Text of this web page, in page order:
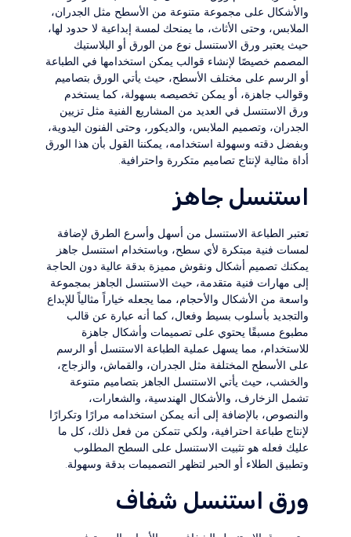
والأشكال على مجموعة متنوعة من الأسطح مثل الجدران،
الملابس، وحتى الأثاث، ما يمنحك لمسة إبداعية لا حدود لها،
حيث يعتبر ورق الاستنسل نوع من الورق أو البلاستيك
المصمم خصيصًا لإنشاء قوالب يمكن استخدامها في الطباعة
أو الرسم على مختلف الأسطح، حيث يأتي الورق بتصاميم
وقوالب جاهزة، أو يمكن تخصيصه بسهولة، كما يستخدم
ورق الاستنسل في العديد من المشاريع الفنية مثل تزيين
الجدران، وتصميم الملابس، والديكور، وحتى الفنون اليدوية،
وبفضل دقته وسهولة استخدامه، يمكننا القول بأن هذا الورق
أداة مثالية لإنتاج تصاميم متكررة واحترافية.
استنسل جاهز
تعتبر الطباعة الاستنسل من أسهل وأسرع الطرق لإضافة
لمسات فنية مبتكرة لأي سطح، وباستخدام استنسل جاهز
يمكنك تصميم أشكال ونقوش مميزة بدقة عالية دون الحاجة
إلى مهارات فنية متقدمة، حيث الاستنسل الجاهز بمجموعة
واسعة من الأشكال والأحجام، مما يجعله خياراً مثالياً للإبداع
والتجديد بأسلوب بسيط وفعال، كما أنه عبارة عن قالب
مطبوع مسبقًا يحتوي على تصميمات وأشكال جاهزة
للاستخدام، مما يسهل عملية الطباعة الاستنسل أو الرسم
على الأسطح المختلفة مثل الجدران، والقماش، والزجاج،
والخشب، حيث يأتي الاستنسل الجاهز بتصاميم متنوعة
تشمل الزخارف، والأشكال الهندسية، والشعارات،
والنصوص، بالإضافة إلى أنه يمكن استخدامه مرارًا وتكرارًا
لإنتاج طباعة احترافية، ولكي تتمكن من فعل ذلك، كل ما
عليك فعله هو تثبيت الاستنسل على السطح المطلوب
وتطبيق الطلاء أو الحبر لتظهر التصميمات بدقة وسهولة.
ورق استنسل شفاف